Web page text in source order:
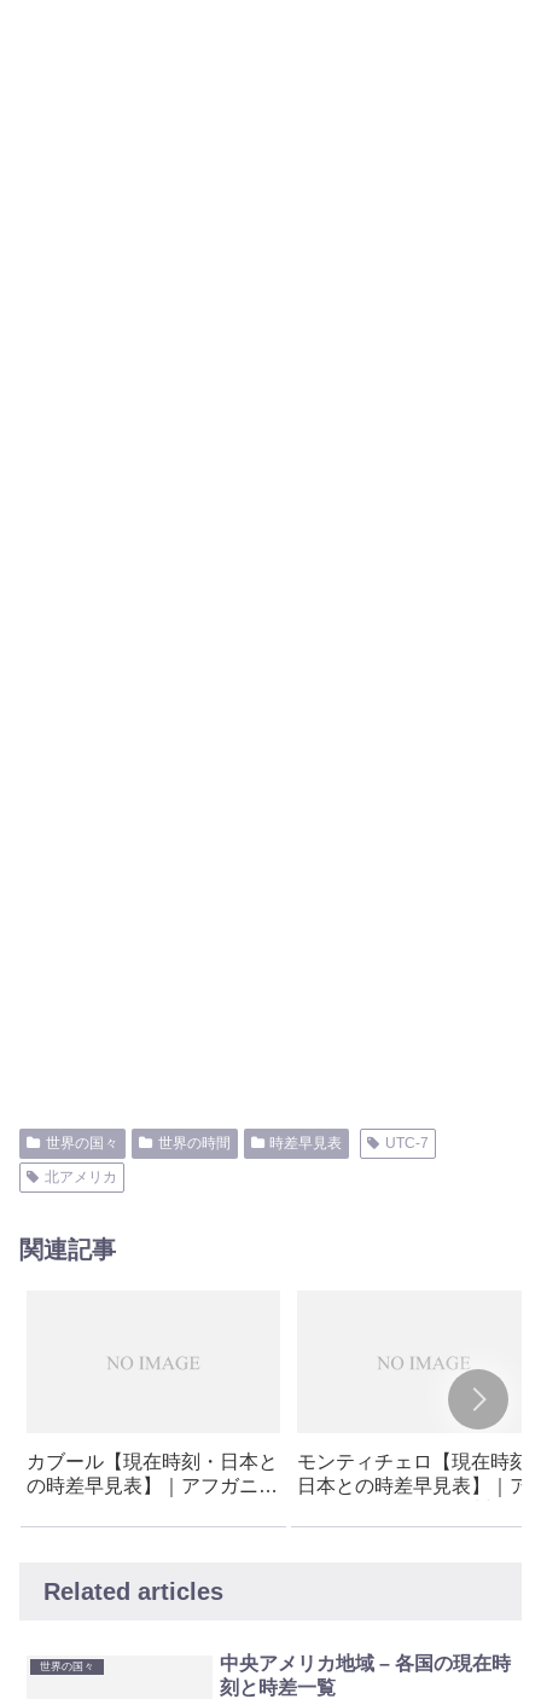
世界の国々 世界の時間 時差早見表
UTC-7
北アメリカ
関連記事
カブール【現在時刻・日本と
の時差早見表】｜アフガニス
モンティチェロ【現在時刻
日本との時差早見表】｜ア
ティチェロ
Related articles
世界の国々
中央アメリカ地域 – 各国の現在時
刻と時差一覧